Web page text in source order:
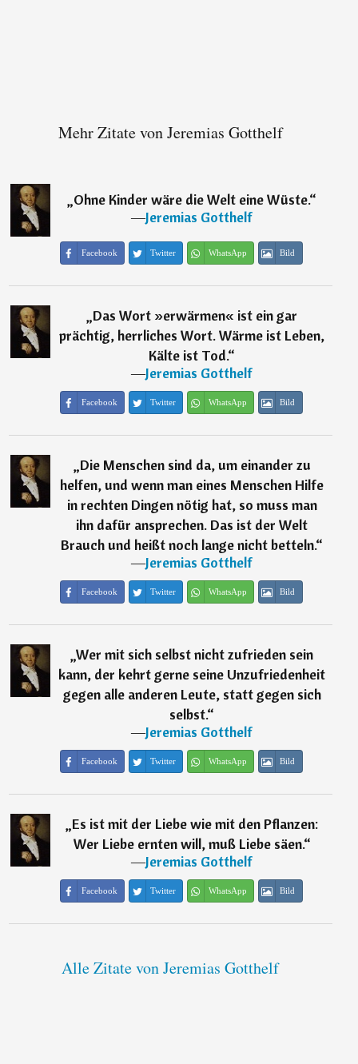
Mehr Zitate von Jeremias Gotthelf
„Ohne Kinder wäre die Welt eine Wüste.“
―Jeremias Gotthelf
Facebook Twitter WhatsApp Bild
„Das Wort »erwärmen« ist ein gar
prächtig, herrliches Wort. Wärme ist Leben,
Kälte ist Tod.“
―Jeremias Gotthelf
Facebook Twitter WhatsApp Bild
„Die Menschen sind da, um einander zu
helfen, und wenn man eines Menschen Hilfe
in rechten Dingen nötig hat, so muss man
ihn dafür ansprechen. Das ist der Welt
Brauch und heißt noch lange nicht betteln.“
―Jeremias Gotthelf
Facebook Twitter WhatsApp Bild
„Wer mit sich selbst nicht zufrieden sein
kann, der kehrt gerne seine Unzufriedenheit
gegen alle anderen Leute, statt gegen sich
selbst.“
―Jeremias Gotthelf
Facebook Twitter WhatsApp Bild
„Es ist mit der Liebe wie mit den Pflanzen:
Wer Liebe ernten will, muß Liebe säen.“
―Jeremias Gotthelf
Facebook Twitter WhatsApp Bild
Alle Zitate von Jeremias Gotthelf